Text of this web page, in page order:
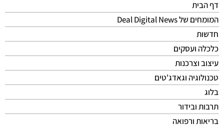
דף הבית
המומחים של Deal Digital News
חדשות
כלכלה ועסקים
עיצוב וצרכנות
טכנולוגיה וגאדג'טים
בלוג
תרבות ובידור
בריאות ורפואה